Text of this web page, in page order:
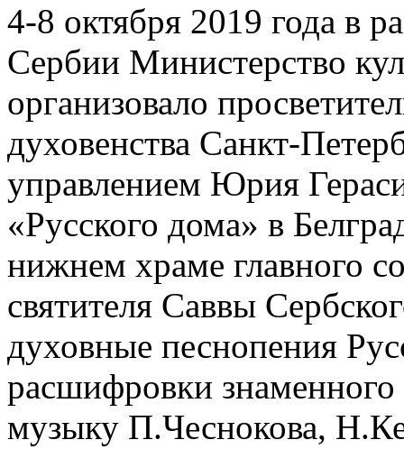
4-8 октября 2019 года в
Сербии Министерство
организовало
духовенства Санкт-
управлением Юрия
«Русского дома» в
нижнем храме главного
святителя Саввы
духовные песнопения
расшифровки знаменного
музыку П.Чеснокова,